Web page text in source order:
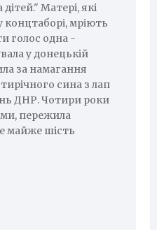
Матері, які
мріють
голос одна -
у донецькій
за намагання
сина з лап
ДНР. Чотири роки
пережила
майже шість